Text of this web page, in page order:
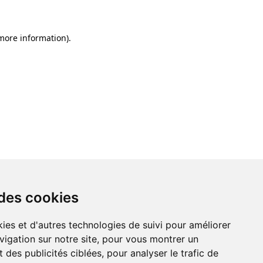
cookies
et d'autres technologies de suivi pour améliorer
sur notre site, pour vous montrer un
des publicités ciblées, pour analyser le trafic de
information).